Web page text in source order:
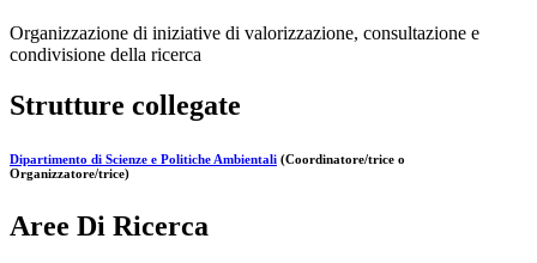
Organizzazione di iniziative di valorizzazione, consultazione e
condivisione della ricerca
Strutture collegate
Dipartimento di Scienze e Politiche Ambientali (Coordinatore/trice o
Organizzatore/trice)
Aree Di Ricerca